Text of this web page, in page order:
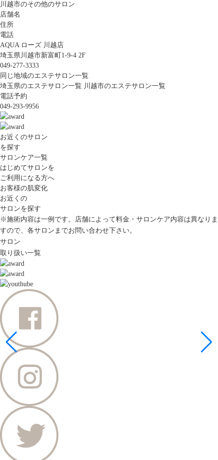
川越市のその他のサロン
店舗名
住所
電話
AQUA ローズ 川越店
埼玉県川越市新富町1-9-4 2F
049-277-3333
同じ地域のエステサロン一覧
埼玉県のエステサロン一覧 川越市のエステサロン一覧
電話予約
049-293-9956
お近くのサロン
を探す
サロンケア一覧
はじめてサロンを
ご利用になる方へ
お客様の肌変化
お近くの
サロンを探す
※施術内容は一例です。店舗によって料金・サロンケア内容は異なりま
すので、各サロンまでお問い合わせ下さい。
サロン
取り扱い一覧